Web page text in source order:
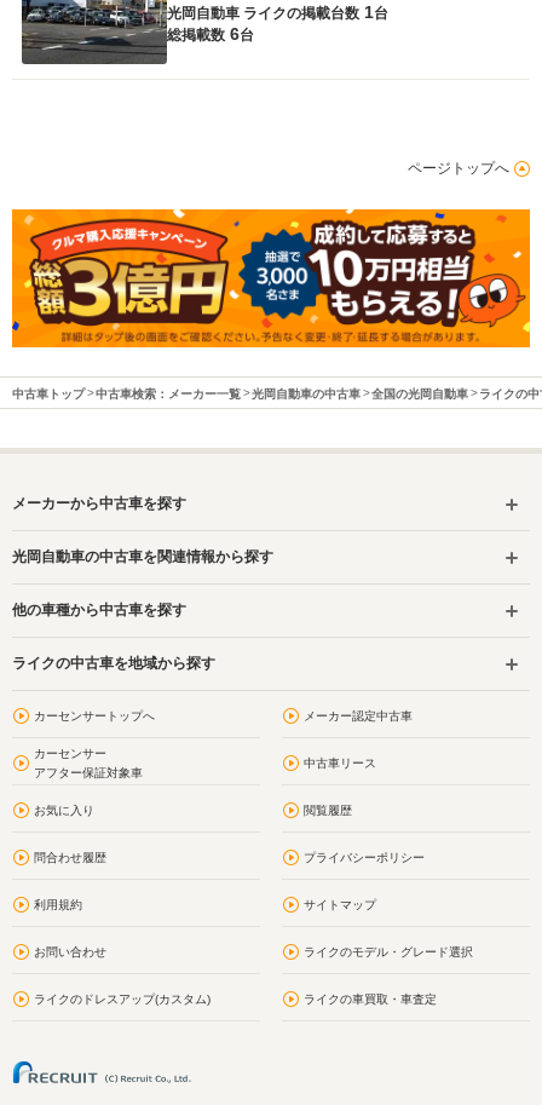
光岡自動車 ライクの掲載台数 1台
総掲載数 6台
ページトップへ
中古車トップ 中古車検索：メーカー一覧 光岡自動車の中古車 全国の光岡自動車 ライクの中
メーカーから中古車を探す
光岡自動車の中古車を関連情報から探す
他の車種から中古車を探す
ライクの中古車を地域から探す
カーセンサートップへ メーカー認定中古車
カーセンサー
アフター保証対象車
中古車リース
お気に入り 閲覧履歴
問合わせ履歴 プライバシーポリシー
利用規約 サイトマップ
お問い合わせ ライクのモデル・グレード選択
ライクのドレスアップ(カスタム) ライクの車買取・車査定